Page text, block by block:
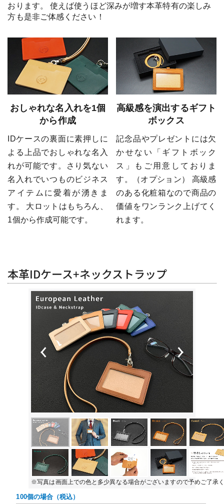
おります。 使えば使うほど深みが増す本革特有の楽しみ
方も是非ご体感ください！
おしゃれな名入れを1個
から作成
IDケースの裏面に素押しに
よる上品でおしゃれな名入
れが可能です。さり気ない
名入れでいつものビジネス
アイテムに愛着が湧きま
す。 大ロットはもちろん、
1個から作成可能です。
高級感を演出するギフト
ボックス
記念品やプレゼントには欠
かせない「ギフトボック
ス」もご用意しておりま
す。（オプション） 高級感
のある化粧箱なので商品の
価値をワンランク上げてく
れます。
本革IDケース+ネックストラップ
Previous Next
※写真は画面上での色と多少異なる場合がございますので予めご了承
100個の場合（税込）